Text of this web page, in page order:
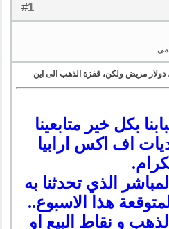
#
1
بكل خير متابعينا
اف اكس ارابيا
الذي تحدثنا به
هذا الاسبوع..
و نقاط البيع او